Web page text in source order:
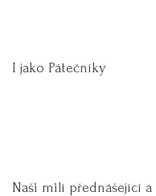
I jako Pátečníky
Naši milí přednášející